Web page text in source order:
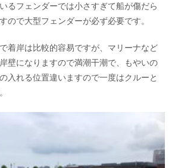
るフェンダーでは小さすぎて船が傷だら
ので大型フェンダーが必ず必要です。
着岸は比較的容易ですが、マリーナなど
壁になりますので満潮干潮で、もやいの
入れる位置違いますので一度はクルーと